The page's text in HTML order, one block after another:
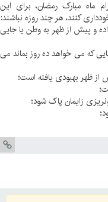
ماه مبارک رمضان، برای این
کنند، هر چند روزه نباشند:
و پیش از ظهر به وطن یا جایی
که می خواهد ده روز بماند می